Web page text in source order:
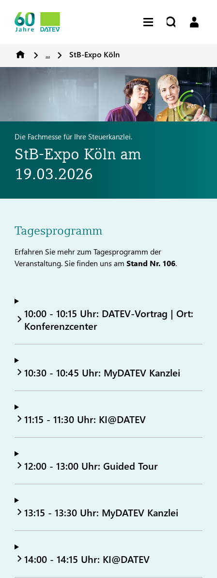
... StB-Expo Köln
Die Fachmesse für Ihre Steuerkanzlei.
StB-Expo Köln am
19.03.2026
Tagesprogramm
Erfahren Sie mehr zum Tagesprogramm der
Veranstaltung. Sie finden uns am Stand Nr. 106.
10:00 - 10:15 Uhr: DATEV-Vortrag | Ort:
Konferenzcenter
10:30 - 10:45 Uhr: MyDATEV Kanzlei
11:15 - 11:30 Uhr: KI@DATEV
12:00 - 13:00 Uhr: Guided Tour
13:15 - 13:30 Uhr: MyDATEV Kanzlei
14:00 - 14:15 Uhr: KI@DATEV